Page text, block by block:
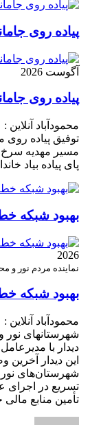
پیاده روی
آگوست 2026
پیاده روی
محمودآباد
توفیق پیاده روی
مسیر مهدیه سرخ
پای پیاده بیاد
بهبود شبکه خط
2026
نماینده مردم نور و
بهبود شبکه خط
محمودآباد
شهرستانهای نور
دیدار با
این دیدار
شهرستان‌های نور
تسریع در اجرای
تأمین منابع مالی